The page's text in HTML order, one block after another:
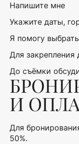
Напишите мне
Укажите даты,
Я помогу
Для закрепления
До съёмки
И
Для
50%.